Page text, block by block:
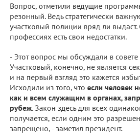
Вопрос, отметили ведущие
резонный. Ведь стратегически
участковый полиции вряд ли
профессиях есть свои недостатки.
- Этот вопрос мы обсуждали в совете
Участковый, конечно, не является
и на первый взгляд это кажется
Исходили из того, что если человек
как и всем служащим в органах,
рубеж. Закон здесь для всех
получается, если одним это
запрещено, - заметил президент.